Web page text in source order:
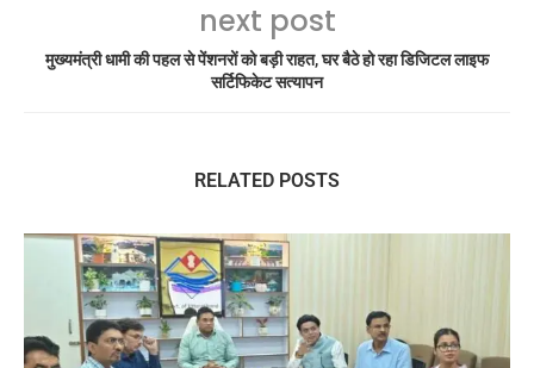
next post
मुख्यमंत्री धामी की पहल से पेंशनरों को बड़ी राहत, घर बैठे हो रहा डिजिटल लाइफ
सर्टिफिकेट सत्यापन
RELATED POSTS